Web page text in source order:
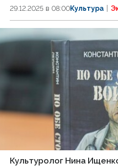
29.12.2025 в 08:00Культура
Культуролог Нина